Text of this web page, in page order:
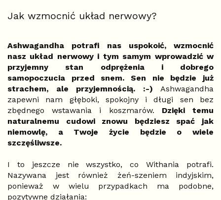
Jak wzmocnić układ nerwowy?
Ashwagandha potrafi nas uspokoić, wzmocnić
nasz układ nerwowy i tym samym wprowadzić w
przyjemny stan odprężenia i dobrego
samopoczucia przed snem. Sen nie będzie już
strachem, ale przyjemnością. :-) Ashwagandha
zapewni nam głęboki, spokojny i długi sen bez
zbędnego wstawania i koszmarów. Dzięki temu
naturalnemu cudowi znowu będziesz spać jak
niemowlę, a Twoje życie będzie o wiele
szczęśliwsze.
I to jeszcze nie wszystko, co Withania potrafi.
Nazywana jest również żeń-szeniem indyjskim,
ponieważ w wielu przypadkach ma podobne,
pozytywne działania: